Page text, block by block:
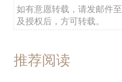
如有意愿转载，请发邮件至
及授权后，方可转载。
推荐阅读